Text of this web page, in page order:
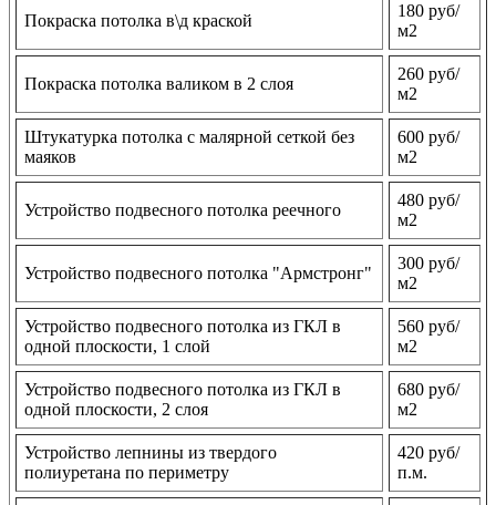
Покраска потолка в\д краской
180 руб/
м2
Покраска потолка валиком в 2 слоя
260 руб/
м2
Штукатурка потолка с малярной сеткой без
маяков
600 руб/
м2
Устройство подвесного потолка реечного
480 руб/
м2
Устройство подвесного потолка "Армстронг"
300 руб/
м2
Устройство подвесного потолка из ГКЛ в
одной плоскости, 1 слой
560 руб/
м2
Устройство подвесного потолка из ГКЛ в
одной плоскости, 2 слоя
680 руб/
м2
Устройство лепнины из твердого
полиуретана по периметру
420 руб/
п.м.